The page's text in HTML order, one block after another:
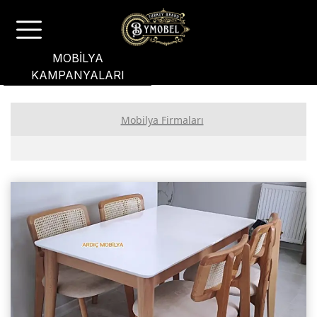
Mobilya Firmaları
GOLD ÜYE FİRMALAR
STANDART ÜYE FİRMALAR
Ankara Mobilyacılar, Mobilya İmalatçıları, Mağazaları
İstanbul Mobilyacılar, Mobilya Fabrikaları, Mağazaları
Masko Mobilya Firmaları, Markaları, Mağazaları
MOBİLYA
KAMPANYALARI